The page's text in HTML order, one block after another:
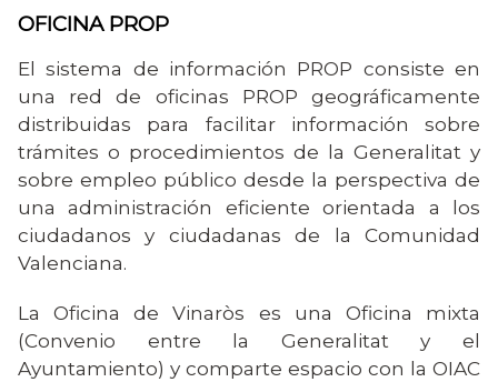
OFICINA PROP
El sistema de información PROP consiste en
una red de oficinas PROP geográficamente
distribuidas para facilitar información sobre
trámites o procedimientos de la Generalitat y
sobre empleo público desde la perspectiva de
una administración eficiente orientada a los
ciudadanos y ciudadanas de la Comunidad
Valenciana.
La Oficina de Vinaròs es una Oficina mixta
(Convenio entre la Generalitat y el
Ayuntamiento) y comparte espacio con la OIAC